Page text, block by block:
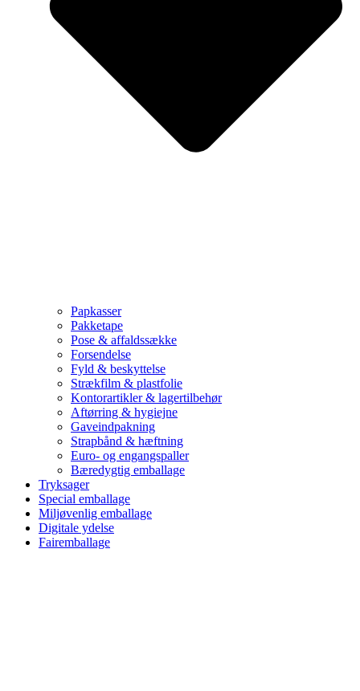
Papkasser
Pakketape
Pose & affaldssække
Forsendelse
Fyld & beskyttelse
Strækfilm & plastfolie
Kontorartikler & lagertilbehør
Aftørring & hygiejne
Gaveindpakning
Strapbånd & hæftning
Euro- og engangspaller
Bæredygtig emballage
Tryksager
Special emballage
Miljøvenlig emballage
Digitale ydelse
Fairemballage